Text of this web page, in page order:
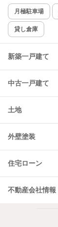
新着のみ
該当件数:
11
月極駐車場
貸し倉庫
新築一戸建て
中古一戸建て
土地
外壁塗装
住宅ローン
不動産会社情報